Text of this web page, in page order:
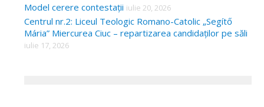
Model cerere contestații iulie 20, 2026
Centrul nr.2: Liceul Teologic Romano-Catolic „Segítő
Mária” Miercurea Ciuc – repartizarea candidaților pe săli
iulie 17, 2026